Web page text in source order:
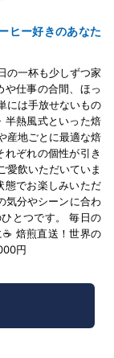
ヒー好きのあなた
の一杯も少しずつ家
仕事の合間、ほっ
には手放せないもの
半熱風式といった焙
産地ごとに最適な焙
ぞれの個性が引き
愛飲いただいていま
態でお楽しみいただ
気分やシーンに合わ
とつです。 毎日の
焙煎直送！世界の
円